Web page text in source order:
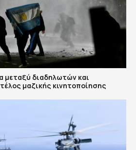
μεταξύ διαδηλωτών και
μαζικής κινητοποίησης